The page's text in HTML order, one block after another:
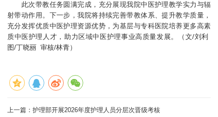
此次带教任务圆满完成，充分展现我院中医护理教学实力与辐
射带动作用。下一步，我院将持续完善带教体系、提升教学质量，
充分发挥优质中医护理资源优势，为基层与专科医院培养更多高素
质中医护理人才，助力区域中医护理事业高质量发展。（文/刘利
图/丁晓丽 审核/林青）
上一篇： 护理部开展2026年度护理人员分层次晋级考核